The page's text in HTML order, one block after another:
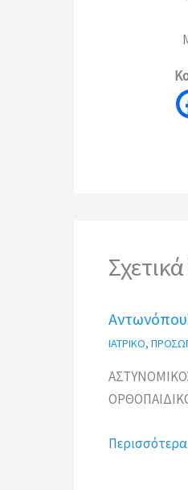
ΙΑΤΡΙΚΟ,
Περισσότερα